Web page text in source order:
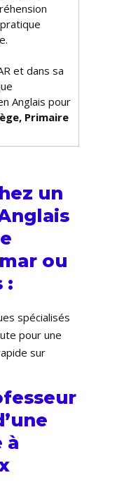
et dans sa
Anglais pour
Primaire
un
ou
:
spécialisés
pour une
sur
à